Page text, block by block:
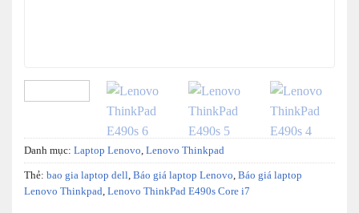
Danh mục: Laptop Lenovo, Lenovo Thinkpad
Thẻ: bao gia laptop dell, Báo giá laptop Lenovo, Báo giá laptop
Lenovo Thinkpad, Lenovo ThinkPad E490s Core i7